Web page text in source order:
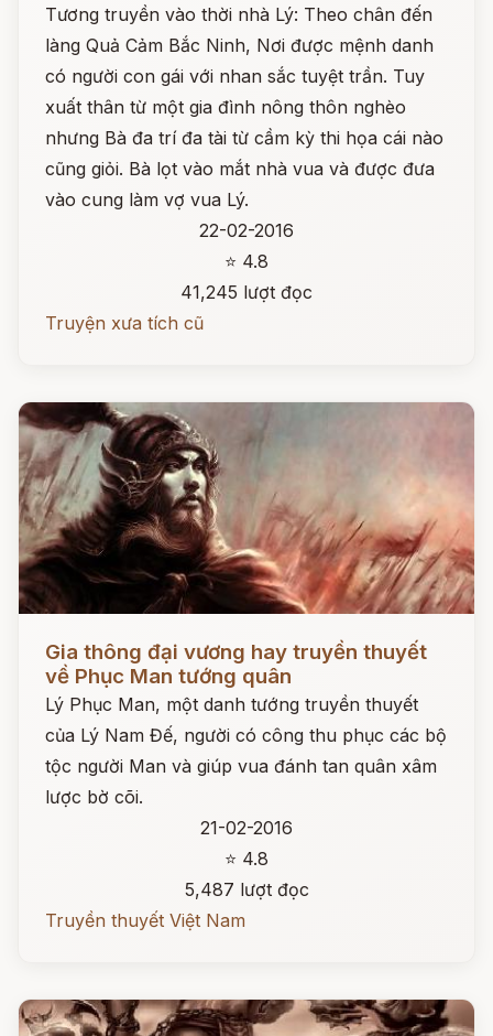
Tương truyền vào thời nhà Lý: Theo chân đến
làng Quả Cảm Bắc Ninh, Nơi được mệnh danh
có người con gái với nhan sắc tuyệt trần. Tuy
xuất thân từ một gia đình nông thôn nghèo
nhưng Bà đa trí đa tài từ cầm kỳ thi họa cái nào
cũng giỏi. Bà lọt vào mắt nhà vua và được đưa
vào cung làm vợ vua Lý.
22-02-2016
⭐ 4.8
41,245 lượt đọc
Truyện xưa tích cũ
Gia thông đại vương hay truyền thuyết
về Phục Man tướng quân
Lý Phục Man, một danh tướng truyền thuyết
của Lý Nam Đế, người có công thu phục các bộ
tộc người Man và giúp vua đánh tan quân xâm
lược bờ cõi.
21-02-2016
⭐ 4.8
5,487 lượt đọc
Truyền thuyết Việt Nam